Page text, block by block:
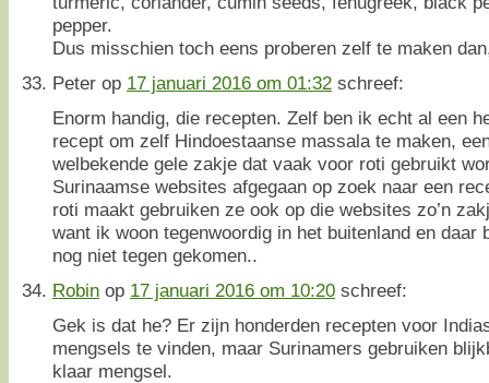
pepper.
Dus misschien toch eens proberen zelf te maken
Peter op 17 januari 2016 om 01:32 schreef:
Enorm handig, die recepten. Zelf ben ik echt al een
recept om zelf Hindoestaanse massala te maken,
welbekende gele zakje dat vaak voor roti gebruikt
Surinaamse websites afgegaan op zoek naar een
roti maakt gebruiken ze ook op die websites zo’n
want ik woon tegenwoordig in het buitenland en daar
nog niet tegen gekomen..
Robin op 17 januari 2016 om 10:20 schreef:
Gek is dat he? Er zijn honderden recepten voor
mengsels te vinden, maar Surinamers gebruiken
klaar mengsel.